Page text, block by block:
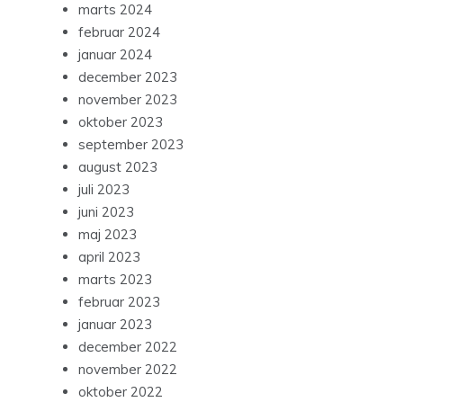
marts 2024
februar 2024
januar 2024
december 2023
november 2023
oktober 2023
september 2023
august 2023
juli 2023
juni 2023
maj 2023
april 2023
marts 2023
februar 2023
januar 2023
december 2022
november 2022
oktober 2022